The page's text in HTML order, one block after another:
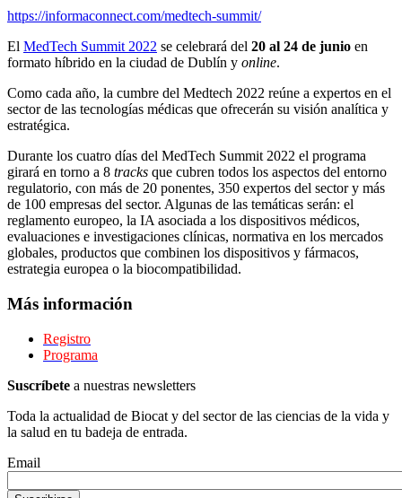
https://informaconnect.com/medtech-summit/
El MedTech Summit 2022 se celebrará del 20 al 24 de junio en
formato híbrido en la ciudad de Dublín y online.
Como cada año, la cumbre del Medtech 2022 reúne a expertos en el
sector de las tecnologías médicas que ofrecerán su visión analítica y
estratégica.
Durante los cuatro días del MedTech Summit 2022 el programa
girará en torno a 8 tracks que cubren todos los aspectos del entorno
regulatorio, con más de 20 ponentes, 350 expertos del sector y más
de 100 empresas del sector. Algunas de las temáticas serán: el
reglamento europeo, la IA asociada a los dispositivos médicos,
evaluaciones e investigaciones clínicas, normativa en los mercados
globales, productos que combinen los dispositivos y fármacos,
estrategia europea o la biocompatibilidad.
Más información
Registro
Programa
Suscríbete a nuestras newsletters
Toda la actualidad de Biocat y del sector de las ciencias de la vida y
la salud en tu badeja de entrada.
Email